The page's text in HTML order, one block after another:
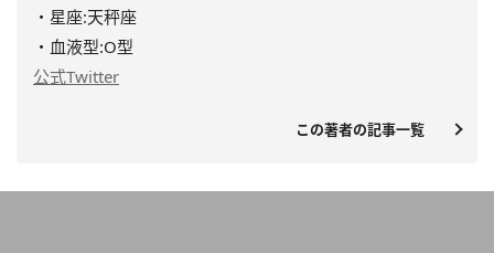
・星座:天秤座
・血液型:O型
公式Twitter
この著者の記事一覧